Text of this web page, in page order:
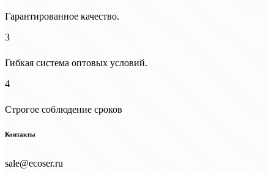
Гарантированное качество.
3
Гибкая система оптовых условий.
4
Строгое соблюдение сроков
Контакты
sale@ecoser.ru